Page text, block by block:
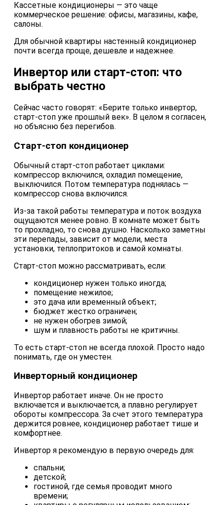
Кассетные кондиционеры — это чаще
коммерческое решение: офисы, магазины, кафе,
салоны.
Для обычной квартиры настенный кондиционер
почти всегда проще, дешевле и надежнее.
Инвертор или старт-стоп: что
выбрать честно
Сейчас часто говорят: «Берите только инвертор,
старт-стоп уже прошлый век». В целом я согласен,
но объясню без перегибов.
Старт-стоп кондиционер
Обычный старт-стоп работает циклами:
компрессор включился, охладил помещение,
выключился. Потом температура поднялась —
компрессор снова включился.
Из-за такой работы температура и поток воздуха
ощущаются менее ровно. В комнате может быть
то прохладно, то снова душно. Насколько заметны
эти перепады, зависит от модели, места
установки, теплопритоков и самой комнаты.
Старт-стоп можно рассматривать, если:
кондиционер нужен только иногда;
помещение нежилое;
это дача или временный объект;
бюджет жестко ограничен;
не нужен обогрев зимой;
шум и плавность работы не критичны.
То есть старт-стоп не всегда плохой. Просто надо
понимать, где он уместен.
Инверторный кондиционер
Инвертор работает иначе. Он не просто
включается и выключается, а плавно регулирует
обороты компрессора. За счет этого температура
держится ровнее, кондиционер работает тише и
комфортнее.
Инвертор я рекомендую в первую очередь для:
спальни;
детской;
гостиной, где семья проводит много
времени;